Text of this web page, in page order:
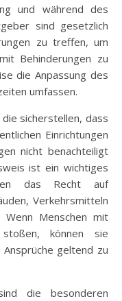
und während des
sind gesetzlich
zu treffen, um
Behinderungen zu
die Anpassung des
umfassen.
sicherstellen, dass
Einrichtungen
nicht benachteiligt
ist ein wichtiges
das Recht auf
Verkehrsmitteln
Wenn Menschen mit
können sie
geltend zu
die besonderen